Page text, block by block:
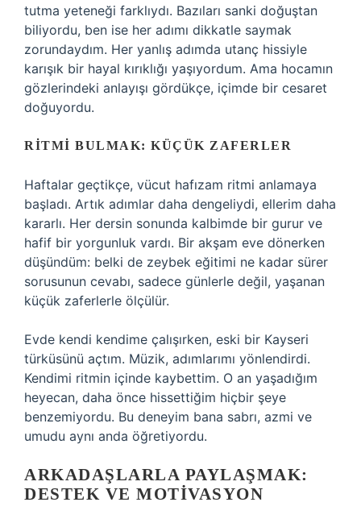
tutma yeteneği farklıydı. Bazıları sanki doğuştan
biliyordu, ben ise her adımı dikkatle saymak
zorundaydım. Her yanlış adımda utanç hissiyle
karışık bir hayal kırıklığı yaşıyordum. Ama hocamın
gözlerindeki anlayışı gördükçe, içimde bir cesaret
doğuyordu.
RITMI BULMAK: KÜÇÜK ZAFERLER
Haftalar geçtikçe, vücut hafızam ritmi anlamaya
başladı. Artık adımlar daha dengeliydi, ellerim daha
kararlı. Her dersin sonunda kalbimde bir gurur ve
hafif bir yorgunluk vardı. Bir akşam eve dönerken
düşündüm: belki de zeybek eğitimi ne kadar sürer
sorusunun cevabı, sadece günlerle değil, yaşanan
küçük zaferlerle ölçülür.
Evde kendi kendime çalışırken, eski bir Kayseri
türküsünü açtım. Müzik, adımlarımı yönlendirdi.
Kendimi ritmin içinde kaybettim. O an yaşadığım
heyecan, daha önce hissettiğim hiçbir şeye
benzemiyordu. Bu deneyim bana sabrı, azmi ve
umudu aynı anda öğretiyordu.
ARKADAŞLARLA PAYLAŞMAK:
DESTEK VE MOTIVASYON